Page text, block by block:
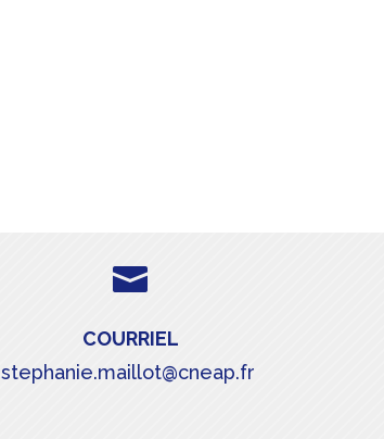

COURRIEL
stephanie.maillot@cneap.fr